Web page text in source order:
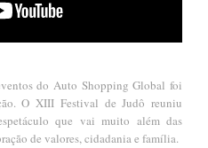
do Auto Shopping Global foi
O XIII Festival de Judô reuniu
que vai muito além das
de valores, cidadania e família.